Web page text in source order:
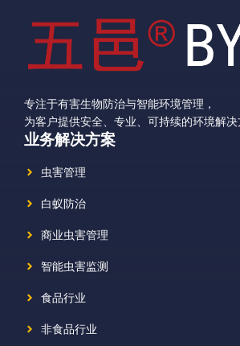
专注于有害生物防治与智能环境管理，
为客户提供安全、专业、可持续的环境解决
业务解决方案
虫害管理
白蚁防治
商业虫害管理
智能虫害监测
食品行业
非食品行业